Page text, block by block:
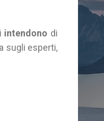
intendono di
sugli esperti,